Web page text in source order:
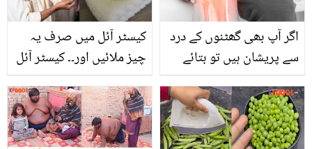
کیسٹر آئل میں صرف یہ
چیز ملائیں اور۔۔ کیسٹر آئل
جو کریں آپ کی کئی
مشکلات آسان
اگر آپ بھی گھٹنوں کے درد
سے پریشان ہیں تو بتائے
گھٹنوں کے درد سے ہمیشہ
کے لئے چھٹکارا پائیں